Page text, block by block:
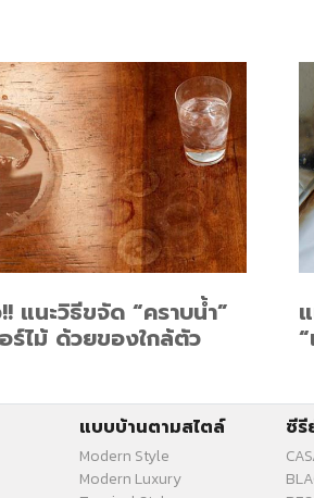
แนะวิธีขจัด “คราบน้ำ”
ร์ไม้ ด้วยของใกล้ตัว
แบบบ้านตามสไตล์
Modern Style
Modern Luxury
ซีรี